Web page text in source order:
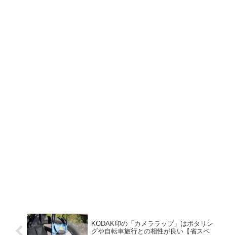
KODAK印の「カメララップ」はポタリン
グや自転車旅行との相性が良い【省スペ